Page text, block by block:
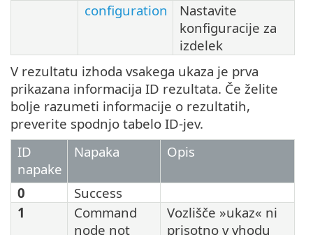
configuration
Nastavite
konfiguracije za
izdelek
V rezultatu izhoda vsakega ukaza je prva
prikazana informacija ID rezultata. Če želite
bolje razumeti informacije o rezultatih,
preverite spodnjo tabelo ID-jev.
ID
napake
Napaka Opis
0
Success
1
Command
node not
Vozlišče »ukaz« ni
prisotno v vhodu